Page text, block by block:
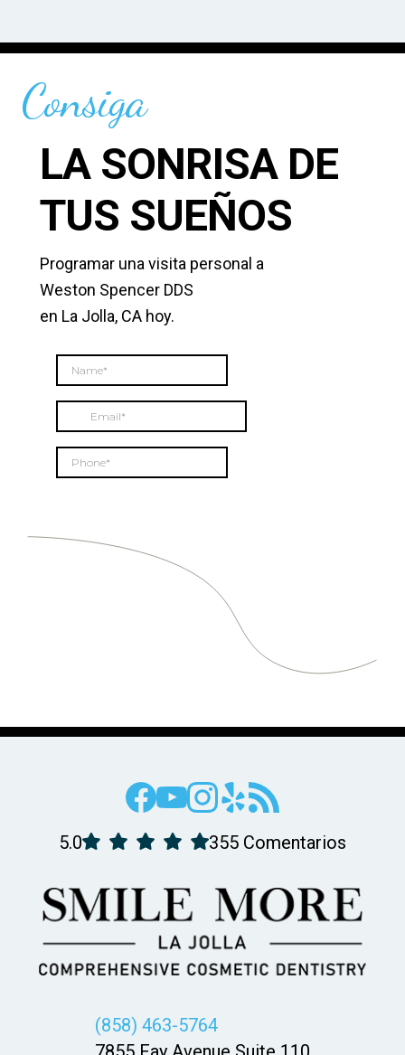
Consiga
LA SONRISA DE
TUS SUEÑOS
Programar una visita personal a
Weston Spencer DDS
en La Jolla, CA hoy.
5.0 355 Comentarios
(858) 463-5764